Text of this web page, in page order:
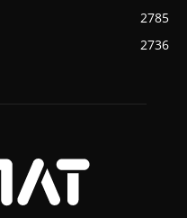
2785
2736